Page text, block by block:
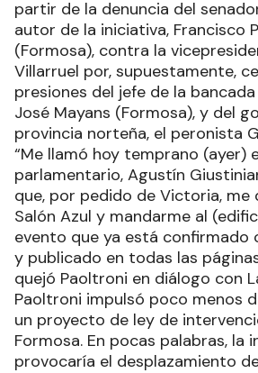
partir de la denuncia del
autor de la iniciativa, Francisco
(Formosa), contra la
Villarruel por, supuestamente,
presiones del jefe de la
José Mayans (Formosa), y del
provincia norteña, el peronista
“Me llamó hoy temprano (ayer)
parlamentario, Agustín
que, por pedido de Victoria, me
Salón Azul y mandarme al
evento que ya está confirmado
y publicado en todas las
quejó Paoltroni en diálogo con
Paoltroni impulsó poco menos
un proyecto de ley de
Formosa. En pocas palabras, la
provocaría el desplazamiento